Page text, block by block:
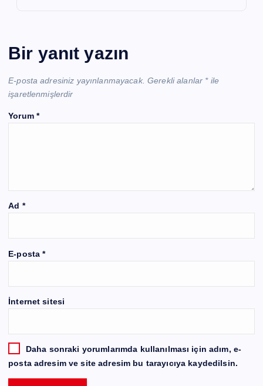
Bir yanıt yazın
E-posta adresiniz yayınlanmayacak. Gerekli alanlar *ile
işaretlenmişlerdir
Yorum *
Ad *
E-posta*
İnternet sitesi
Daha sonraki yorumlarımda kullanılması için adım, e-
posta adresim ve site adresim bu tarayıcıya kaydedilsin.